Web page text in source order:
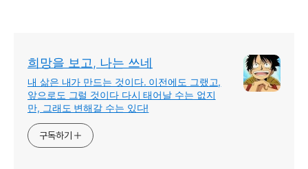
희망을 보고, 나는 쓰네
내 삶은 내가 만드는 것이다. 이전에도 그랬고,
앞으로도 그럴 것이다 다시 태어날 수는 없지
만, 그래도 변해갈 수는 있다!
구독하기